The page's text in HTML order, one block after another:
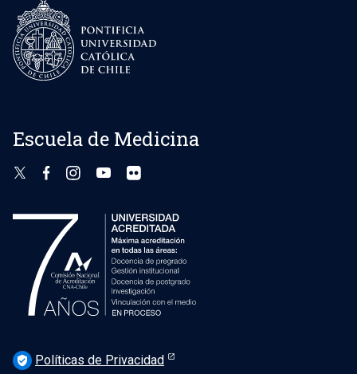
Escuela de Medicina
verified_user Políticas de Privacidad